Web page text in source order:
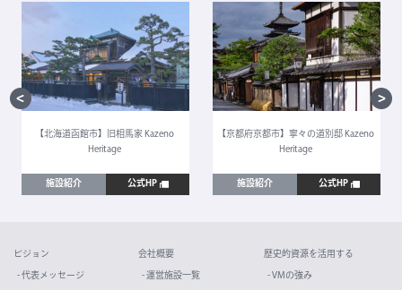
【北海道函館市】旧相馬家 Kazeno
Heritage
施設紹介 公式HP
【京都府京都市】寧々の道別邸 Kazeno
Heritage
施設紹介 公式HP
ビジョン
- 代表メッセージ
会社概要
- 運営施設一覧
歴史的資源を活用する
- VMの強み